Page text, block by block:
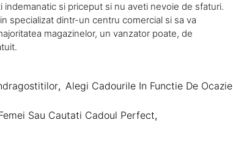
si priceput si nu aveti nevoie de sfaturi.
specializat dintr-un centru comercial si sa va
magazinelor, un vanzator poate, de
, Alegi Cadourile In Functie De Ocazie
Sau Cautati Cadoul Perfect,